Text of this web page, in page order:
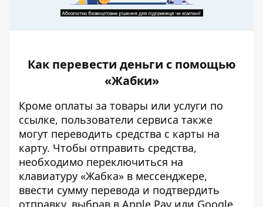
Как перевести деньги с помощью
«Жабки»
Кроме оплаты за товары или услуги по
ссылке, пользователи сервиса также
могут переводить средства с карты на
карту. Чтобы отправить средства,
необходимо переключиться на
клавиатуру «Жабка» в мессенджере,
ввести сумму перевода и подтвердить
отправку, выбрав в Apple Pay или Google